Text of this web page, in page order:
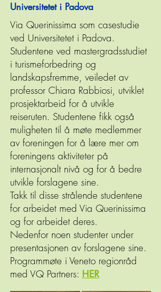
Universitetet i Padova
Via Querinissima som casestudie
ved Universitetet i Padova.
Studentene ved mastergradsstudiet
i turismeforbedring og
landskapsfremme, veiledet av
professor Chiara Rabbiosi, utviklet
prosjektarbeid for å utvikle
reiseruten. Studentene fikk også
muligheten til å møte medlemmer
av foreningen for å lære mer om
foreningens aktiviteter på
internasjonalt nivå og for å bedre
utvikle forslagene sine.
Takk til disse strålende studentene
for arbeidet med Via Querinissima
og for arbeidet deres.
Nedenfor noen studenter under
presentasjonen av forslagene sine.
Programmøte i Veneto regionråd
med VQ Partners: HER